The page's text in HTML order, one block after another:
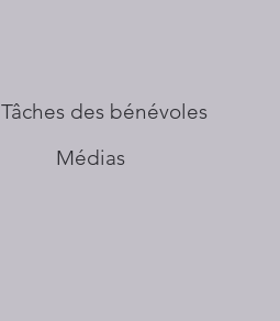
Tâches des bénévoles
Médias